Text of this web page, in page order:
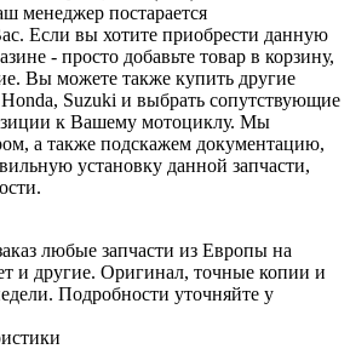
менеджер постарается
Если вы хотите приобрести данную
- просто добавьте товар в корзину,
Вы можете также купить другие
Honda, Suzuki и выбрать сопутствующие
к Вашему мотоциклу. Мы
а также подскажем документацию,
установку данной запчасти,
любые запчасти из Европы на
и другие. Оригинал, точные копии и
Подробности уточняйте у